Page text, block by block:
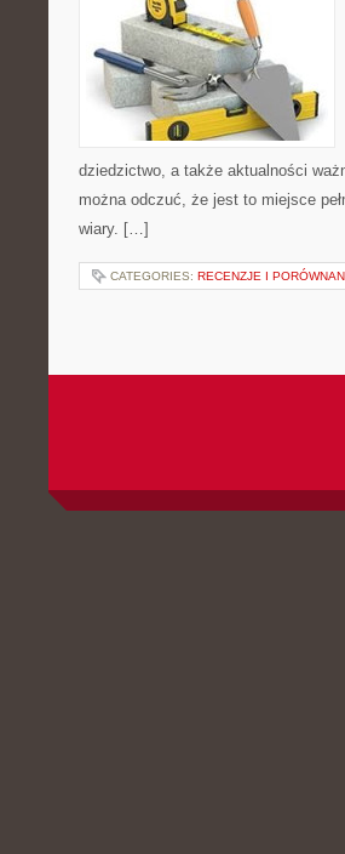
dziedzictwo, a także aktualności
można odczuć, że jest to miejsce
wiary. […]
CATEGORIES: RECENZJE I